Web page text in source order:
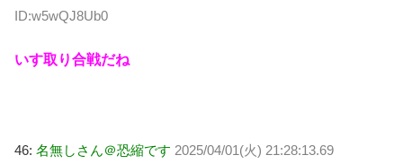
ID:w5wQJ8Ub0
いす取り合戦だね
46: 名無しさん＠恐縮です 2025/04/01(火) 21:28:13.69